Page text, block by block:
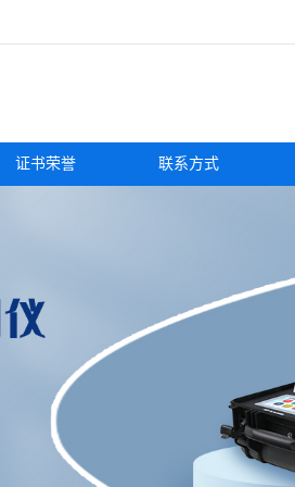
证书荣誉 联系方式